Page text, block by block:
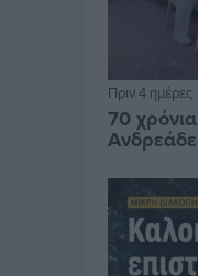
Πριν 4 ημέρες
70